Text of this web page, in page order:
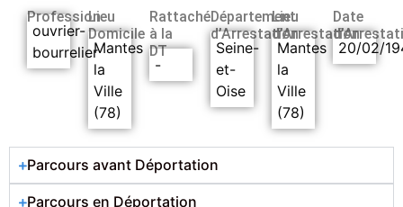
Profession
ouvrier-
bourrelier
Lieu
Domicile
Mantes
la
Ville
(78)
Rattaché
à la
DT
-
Département
d’Arrestation
Seine-
et-
Oise
Lieu
d’Arrestation
Mantes
la
Ville
(78)
Date
20/02/
Parcours avant Déportation
Parcours en Déportation